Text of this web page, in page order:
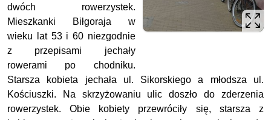
dwóch rowerzystek.
Mieszkanki Biłgoraja w
wieku lat 53 i 60 niezgodnie
z przepisami jechały
rowerami po chodniku.
Starsza kobieta jechała ul. Sikorskiego a młodsza ul.
Kościuszki. Na skrzyżowaniu ulic doszło do zderzenia
rowerzystek. Obie kobiety przewróciły się, starsza z